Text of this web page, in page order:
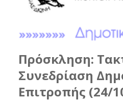
Πρόσκληση:
Συνεδρίαση
Επιτροπής (24/